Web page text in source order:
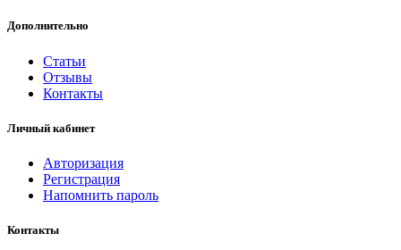
Дополнительно
Статьи
Отзывы
Контакты
Личный кабинет
Авторизация
Регистрация
Напомнить пароль
Контакты